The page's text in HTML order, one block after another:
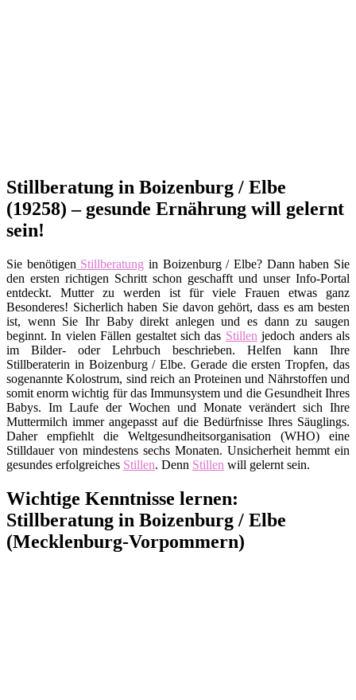
Stillberatung in Boizenburg / Elbe
(19258) – gesunde Ernährung will gelernt
sein!
Sie benötigen Stillberatung in Boizenburg / Elbe? Dann haben Sie
den ersten richtigen Schritt schon geschafft und unser Info-Portal
entdeckt. Mutter zu werden ist für viele Frauen etwas ganz
Besonderes! Sicherlich haben Sie davon gehört, dass es am besten
ist, wenn Sie Ihr Baby direkt anlegen und es dann zu saugen
beginnt. In vielen Fällen gestaltet sich das Stillen jedoch anders als
im Bilder- oder Lehrbuch beschrieben. Helfen kann Ihre
Stillberaterin in Boizenburg / Elbe. Gerade die ersten Tropfen, das
sogenannte Kolostrum, sind reich an Proteinen und Nährstoffen und
somit enorm wichtig für das Immunsystem und die Gesundheit Ihres
Babys. Im Laufe der Wochen und Monate verändert sich Ihre
Muttermilch immer angepasst auf die Bedürfnisse Ihres Säuglings.
Daher empfiehlt die Weltgesundheitsorganisation (WHO) eine
Stilldauer von mindestens sechs Monaten. Unsicherheit hemmt ein
gesundes erfolgreiches Stillen. Denn Stillen will gelernt sein.
Wichtige Kenntnisse lernen:
Stillberatung in Boizenburg / Elbe
(Mecklenburg-Vorpommern)